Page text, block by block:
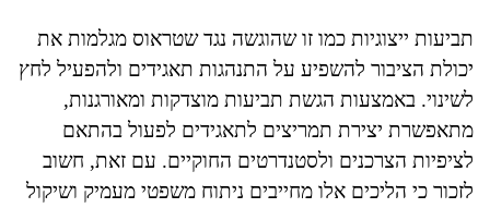
תביעות ייצוגיות כמו זו שהוגשה נגד שטראוס מגלמות את
יכולת הציבור להשפיע על התנהגות תאגידים ולהפעיל לחץ
לשינוי. באמצעות הגשת תביעות מוצדקות ומאורגנות,
מתאפשרת יצירת תמריצים לתאגידים לפעול בהתאם
לציפיות הצרכנים ולסטנדרטים החוקיים. עם זאת, חשוב
לזכור כי הליכים אלו מחייבים ניתוח משפטי מעמיק ושיקול